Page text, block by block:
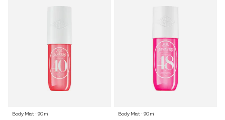
Body Mist ⋅ 90 ml
Body Mist ⋅ 90 ml